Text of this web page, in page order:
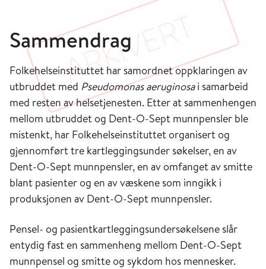
Sammendrag
Folkehelseinstituttet har samordnet oppklaringen av
utbruddet med Pseudomonas aeruginosai samarbeid
med resten av helsetjenesten. Etter at sammenhengen
mellom utbruddet og Dent-O-Sept munnpensler ble
mistenkt, har Folkehelseinstituttet organisert og
gjennomført tre kartleggingsunder søkelser, en av
Dent-O-Sept munnpensler, en av omfanget av smitte
blant pasienter og en av væskene som inngikk i
produksjonen av Dent-O-Sept munnpensler.
Pensel- og pasientkartleggingsundersøkelsene slår
entydig fast en sammenheng mellom Dent-O-Sept
munnpensel og smitte og sykdom hos mennesker.